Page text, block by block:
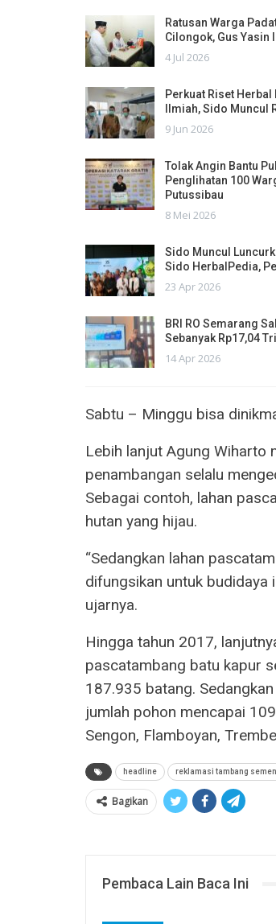
Ratusan Warga
Cilongok, Gus Yasin
4 Jul 2026
Perkuat Riset Herbal
Ilmiah, Sido Muncul
9 Jun 2026
Tolak Angin Bantu
Penglihatan 100
Putussibau
8 Mei 2026
Sido Muncul
Sido HerbalPedia,
23 Apr 2026
BRI RO Semarang
Sebanyak Rp17,04
14 Apr 2026
Sabtu – Minggu bisa
Lebih lanjut Agung Wiharto
penambangan selalu
Sebagai contoh, lahan
hutan yang hijau.
“Sedangkan lahan
difungsikan untuk budidaya
ujarnya.
Hingga tahun 2017,
pascatambang batu kapur
187.935 batang.
jumlah pohon mencapai
Sengon, Flamboyan,
headline reklamasi tambang
Bagikan
Pembaca Lain Baca Ini